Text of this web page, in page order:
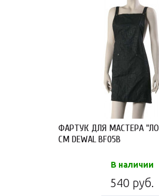
ФАРТУК ДЛЯ МАСТЕРА
СМ DEWAL BF05B
В наличии
540 руб.